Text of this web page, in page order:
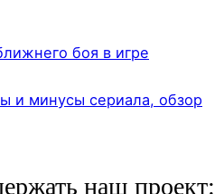
боя в игре
и минусы сериала, обзор
наш проект: